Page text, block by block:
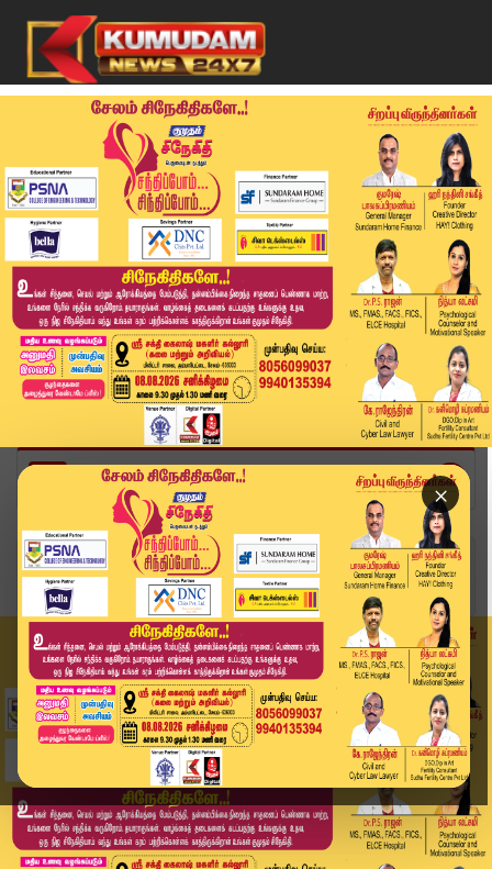
×
Home
வீடியோ ஸ்டோரி
பனையூரில் முகாமிட்ட ராஜினாமா எம்எல்ஏக்கள்... அர...